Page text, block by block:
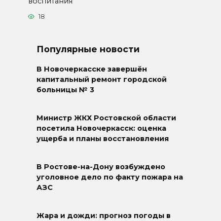
18
Популярные новости
В Новочеркасске завершён
капитальный ремонт городской
больницы № 3
Министр ЖКХ Ростовской области
посетила Новочеркасск: оценка
ущерба и планы восстановления
В Ростове-на-Дону возбуждено
уголовное дело по факту пожара на
АЗС
Жара и дожди: прогноз погоды в